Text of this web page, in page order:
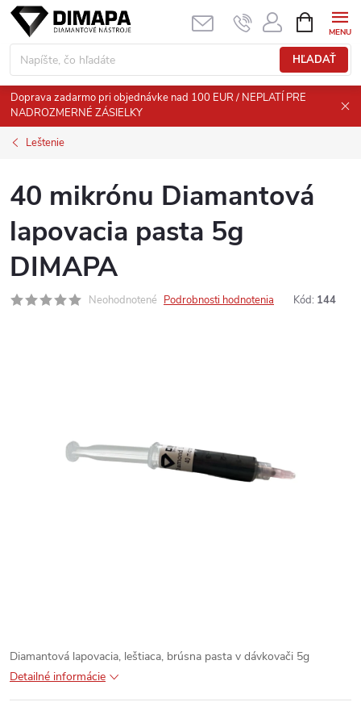
Prejsť
obsah
HĽADAŤ
KOŠÍK
Doprava zadarmo pri objednávke nad 100 EUR / NEPLATÍ PRE
NADROZMERNÉ ZÁSIELKY
Leštenie
40 mikrónu Diamantová
lapovacia pasta 5g
DIMAPA
Neohodnotené Podrobnosti hodnotenia Kód: 144
Diamantová lapovacia, leštiaca, brúsna pasta v dávkovači 5g
Detailné informácie